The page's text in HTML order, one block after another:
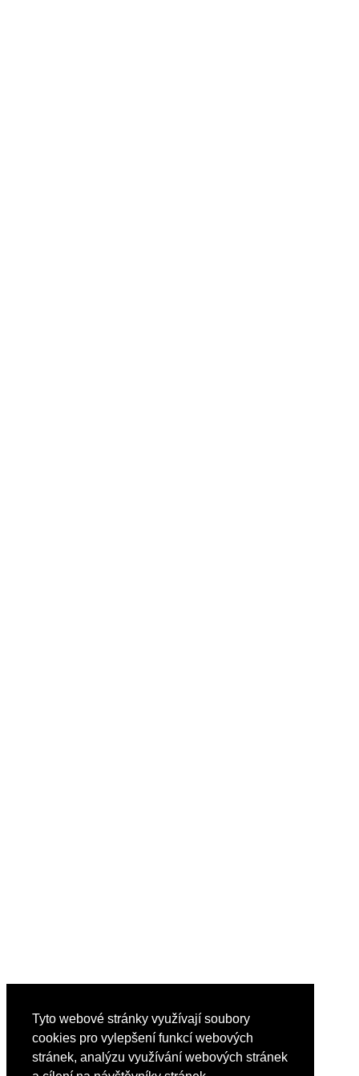
Tyto webové stránky využívají soubory
cookies pro vylepšení funkcí webových
stránek, analýzu využívání webových stránek